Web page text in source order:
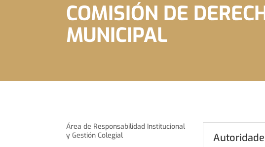
COMISIÓN DE
MUNICIPAL
Área de Responsabilidad Institucional
y Gestión Colegial